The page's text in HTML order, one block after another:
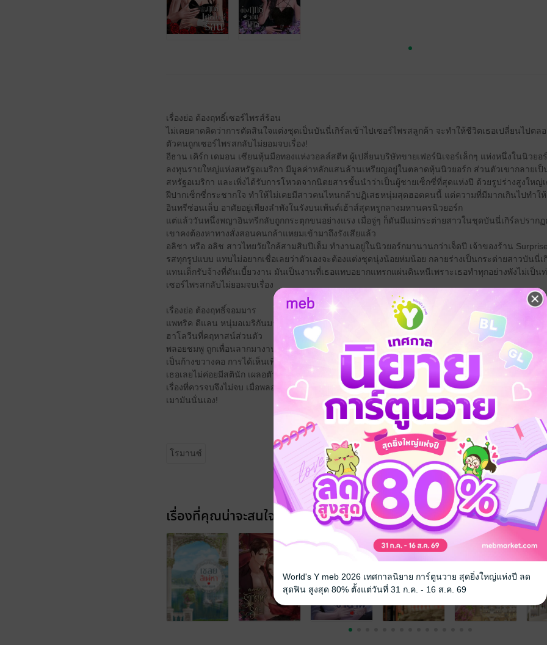
เรื่องย่อ ต้องฤทธิ์เซอร์ไพรส์ร้อน
ไม่เคยคาดคิดว่าการตัดสินใจแต่งชุดเป็นบันนี่เกิร์ลเข้าไปเซอร์ไพรสลูกค้า จะทำให้ชีวิตเธอเปลี่ยนไปตล
ตัวคนถูกเซอร์ไพรสกลับไม่ยอมจบเรื่อง!
อีธาน เคิร์ก เดมอน เซียนหุ้นมือทองแห่งวอลล์สตีท ผู้เปลี่ยนบริษัทขายเฟอร์นิเจอร์เล็กๆ แห่งหนึ่งในนิวยอ
ลงทุนรายใหญ่แห่งสหรัฐอเมริกา มีมูลค่าหลักแสนล้านเหรียญอยู่ในตลาดหุ้นนิวยอร์ก ส่วนตัวเขากลายเ
สหรัฐอเมริกา และเพิ่งได้รับการโหวตจากนิตยสารชั้นนำว่าเป็นผู้ชายเซ็กซี่ที่สุดแห่งปี ด้วยรูปร่างสูงใหญ่
ฝีปากเซ็กซี่กระชากใจ ทำให้ไม่เคยมีสาวคนไหนกล้าปฏิเสธหนุ่มสุดฮอตคนนี้ แต่ความที่มีมากเกินไปทำใ
อินทรีซ่อนเล็บ อาศัยอยู่เพียงลำพังในรังบนเพ้นต์เฮ้าส์สุดหรูกลางมหานครนิวยอร์ก
แต่แล้ววันหนึ่งพญาอินทรีกลับถูกกระตุกขนอย่างแรง เมื่อจู่ๆ ก็ดันมีแม่กระต่ายสาวในชุดบันนี่เกิร์ลปราก
เขาคงต้องหาทางสั่งสอนคนกล้าแหยมเข้ามาถึงรังเสียแล้ว
อลิชา หรือ อลิช สาวไทยวัยใกล้สามสิบปีเต็ม ทำงานอยู่ในนิวยอร์กมานานกว่าเจ็ดปี เจ้าของร้าน
รสทุกรูปแบบ แทบไม่อยากเชื่อเลยว่าตัวเองจะต้องแต่งชุดนุ่งน้อยห่มน้อย กลายร่างเป็นกระต่ายสาวบันนี่เ
แทนเด็กรับจ้างที่ดันเบี้ยวงาน มันเป็นงานที่เธอแทบอยากแทรกแผ่นดินหนีเพราะเธอทำทุกอย่างพังไม่เป็
เซอร์ไพรสกลับไม่ยอมจบเรื่อง
เรื่องย่อ ต้องฤทธิ์จอมมาร
แพทริค ดีแลน หนุ่มอเมริกันมาดเข้ม นัยน์ตาสีเทา เจ้าของอสังหาริมทรัพย์หลายแห่งในนิวยอร์ก เขาตัด
ฮาโลวีนที่คฤหาสน์ส่วนตัว
พลอยชมพู ถูกเพื่อนลากมางานปาร์ตี้ฮาโลวีนในบ้านแพทริค เพราะเพื่อนดันทะเลาะกับสามี แต่หลังจากคื
เป็นก้างขวางคอ การได้เห็นเพื่อนจูบกับสามีก่อความรู้สึกแปลกประหลาดขึ้นในใจ หรือบางทีอาจเป็นเพร
เธอเลยไม่ค่อยมีสตินัก เผลอตัวจูบกับหนุ่มใส่หน้ากากคนหนึ่งเข้า ซ้ำร้ายกว่านั้นคือดันมีมือดีถ่ายคลิปวีดิโอ
เรื่องที่ควรจบจึงไม่จบ เมื่อพลอยชมพูต้องการตามหามือโพสต์คลิป แล้วคนที่สามารถช่วยเธอได้ก็คือมารจ
เมามันนั่นเอง!
โรมานซ์
เรื่องที่คุณน่าจะสนใจ
World's Y meb 2026 เทศกาลนิยาย การ์ตูนวาย สุดยิ่งใหญ่แห่งปี ลด
สุดฟิน สูงสุด 80% ตั้งแต่วันที่ 31 ก.ค. - 16 ส.ค. 69